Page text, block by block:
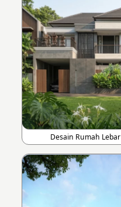
Desain Rumah Lebar